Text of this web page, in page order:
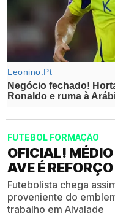
FUTEBOL FORMAÇÃO
OFICIAL! MÉDIO
AVE É
Futebolista chega
proveniente do
trabalho em Alvalade